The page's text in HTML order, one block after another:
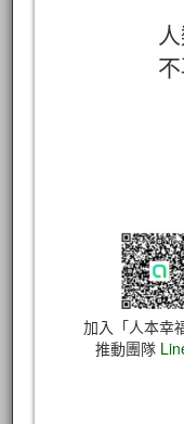
加入「人本幸
推動團隊